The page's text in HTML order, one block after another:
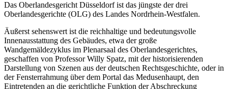
Das Oberlandesgericht Düsseldorf ist das jüngste der drei
Oberlandesgerichte (OLG) des Landes Nordrhein-Westfalen.
Äußerst sehenswert ist die reichhaltige und bedeutungsvolle
Innenausstattung des Gebäudes, etwa der große
Wandgemäldezyklus im Plenarsaal des Oberlandesgerichtes,
geschaffen von Professor Willy Spatz, mit der historisierenden
Darstellung von Szenen aus der deutschen Rechtsgeschichte, oder in
der Fensterrahmung über dem Portal das Medusenhaupt, den
Eintretenden an die gerichtliche Funktion der Abschreckung